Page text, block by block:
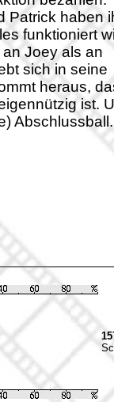
Patrick haben
funktioniert
Joey als an
sich in seine
heraus,
ist.
Abschlussball.